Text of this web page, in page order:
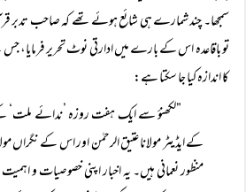
سمجھا۔ چند شمارے ہی شائع ہوئے تھے کہ صاحب تدبر
تو باقاعدہ اس کے بارے میں ادارتی نوٹ تحریر فرمایا،
کا اندازہ کیا جا سکتا ہے:
”لکھنؤ سے ایک ہفت روزہ ’ندائے
کے ایڈیٹر مولانا عتیق الرحمٰن اور اس کے نگراں
منظور نعمانی ہیں۔ یہ اخبار اپنی خصوصیات و